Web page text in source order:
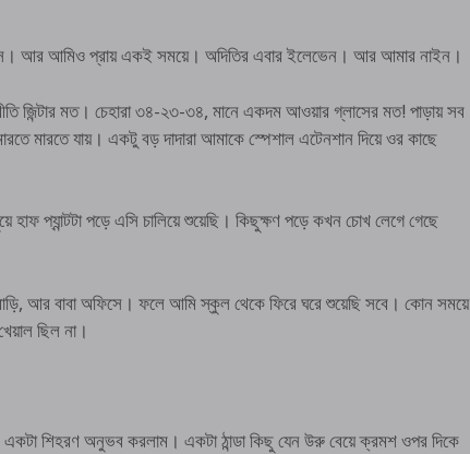
আর আমিও প্রায় একই সময়ে। অদিতির এবার ইলেভেন। আর আমার নাইন।
জিন্টার মত। চেহারা ৩৪-২৩-৩৪, মানে একদম আওয়ার গ্লাসের মত! পাড়ায় সব
মারতে যায়। একটু বড় দাদারা আমাকে স্পেশাল এটেনশান দিয়ে ওর কাছে
প্যান্টটা পড়ে এসি চালিয়ে শুয়েছি। কিছুক্ষণ পড়ে কখন চোখ লেগে গেছে
আর বাবা অফিসে। ফলে আমি স্কুল থেকে ফিরে ঘরে শুয়েছি সবে। কোন সময়ে
ছিল না।
শিহরণ অনুভব করলাম। একটা ঠান্ডা কিছু যেন উরু বেয়ে ক্রমশ ওপর দিকে